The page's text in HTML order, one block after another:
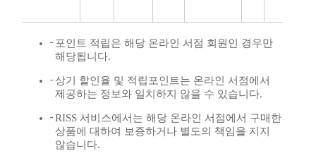
포인트 적립은 해당 온라인 서점 회원인 경우만
해당됩니다.
상기 할인율 및 적립포인트는 온라인 서점에서
제공하는 정보와 일치하지 않을 수 있습니다.
RISS 서비스에서는 해당 온라인 서점에서 구매한
상품에 대하여 보증하거나 별도의 책임을 지지
않습니다.